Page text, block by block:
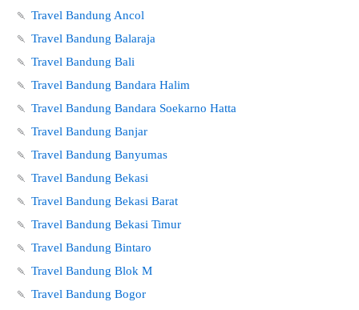
🍡 Travel Bandung Ancol
🍡 Travel Bandung Balaraja
🍡 Travel Bandung Bali
🍡 Travel Bandung Bandara Halim
🍡 Travel Bandung Bandara Soekarno Hatta
🍡 Travel Bandung Banjar
🍡 Travel Bandung Banyumas
🍡 Travel Bandung Bekasi
🍡 Travel Bandung Bekasi Barat
🍡 Travel Bandung Bekasi Timur
🍡 Travel Bandung Bintaro
🍡 Travel Bandung Blok M
🍡 Travel Bandung Bogor